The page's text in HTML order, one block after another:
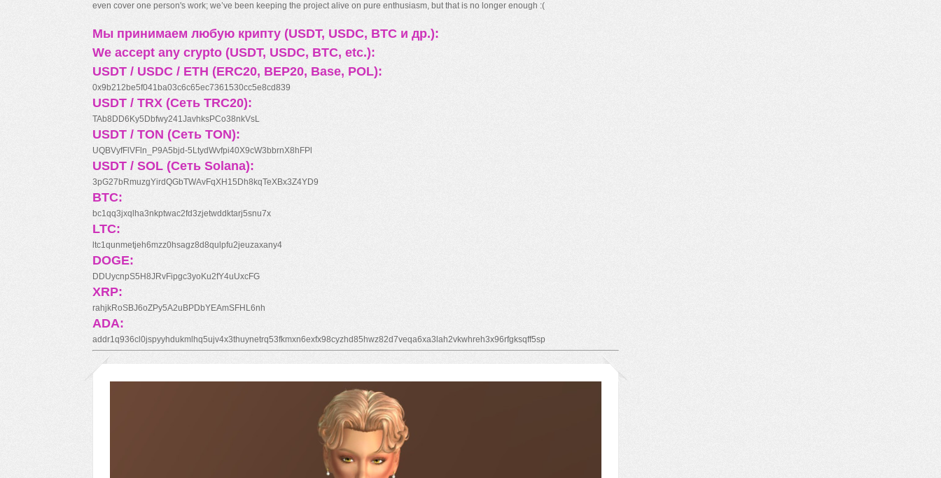
even cover one person's work; we’ve been keeping the project alive on pure enthusiasm, but that is no longer enough :(
Мы принимаем любую крипту (USDT, USDC, BTC и др.):
We accept any crypto (USDT, USDC, BTC, etc.):
USDT / USDC / ETH (ERC20, BEP20, Base, POL):
0x9b212be5f041ba03c6c65ec7361530cc5e8cd839
USDT / TRX (Сеть TRC20):
TAb8DD6Ky5Dbfwy241JavhksPCo38nkVsL
USDT / TON (Сеть TON):
UQBVyfFlVFln_P9A5bjd-5LtydWvfpi40X9cW3bbrnX8hFPl
USDT / SOL (Сеть Solana):
3pG27bRmuzgYirdQGbTWAvFqXH15Dh8kqTeXBx3Z4YD9
BTC:
bc1qq3jxqlha3nkptwac2fd3zjetwddktarj5snu7x
LTC:
ltc1qunmetjeh6mzz0hsagz8d8qulpfu2jeuzaxany4
DOGE:
DDUycnpS5H8JRvFipgc3yoKu2fY4uUxcFG
XRP:
rahjkRoSBJ6oZPy5A2uBPDbYEAmSFHL6nh
ADA:
addr1q936cl0jspyyhdukmlhq5ujv4x3thuynetrq53fkmxn6exfx98cyzhd85hwz82d7veqa6xa3lah2vkwhreh3x96rfgksqff5sp